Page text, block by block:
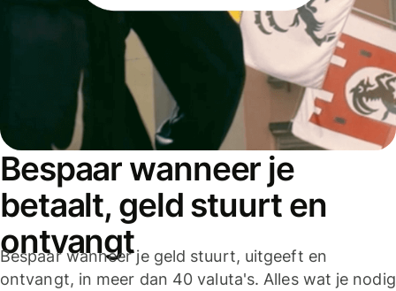
Bespaar wanneer je
betaalt, geld stuurt en
ontvangt
Bespaar wanneer je geld stuurt, uitgeeft en
ontvangt, in meer dan 40 valuta's. Alles wat je nodig